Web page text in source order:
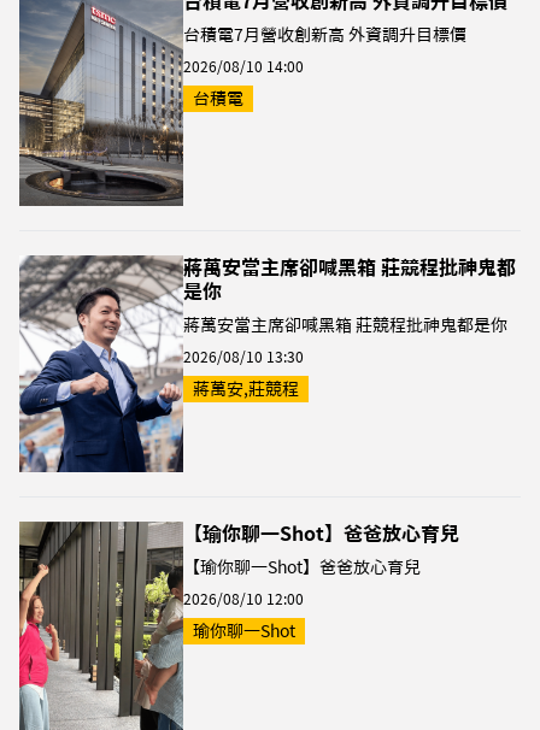
台積電7月營收創新高 外資調升目標價
2026/08/10 14:00
台積電
蔣萬安當主席卻喊黑箱 莊競程批神鬼都
是你
蔣萬安當主席卻喊黑箱 莊競程批神鬼都是你
2026/08/10 13:30
蔣萬安,莊競程
【瑜你聊一Shot】爸爸放心育兒
【瑜你聊一Shot】爸爸放心育兒
2026/08/10 12:00
瑜你聊一Shot